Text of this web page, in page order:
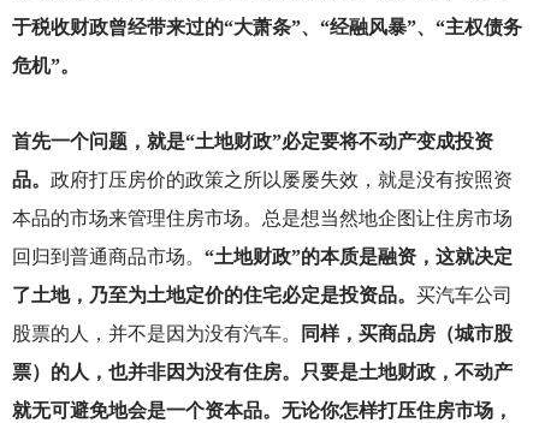
于税收财政曾经带来过的“大萧条”、“经融风暴”、“主权债务
危机”。
首先一个问题，就是“土地财政”必定要将不动产变成投资
品。 政府打压房价的政策之所以屡屡失效，就是没有按照资
本品的市场来管理住房市场。总是想当然地企图让住房市场
回归到普通商品市场。 “土地财政”的本质是融资，这就决定
了土地，乃至为土地定价的住宅必定是投资品。 买汽车公司
股票的人，并不是因为没有汽车。
同样，买商品房（城市股
票）的人，也并非因为没有住房。只要是土地财政，不动产
就无可避免地会是一个资本品。无论你怎样打压住房市场，